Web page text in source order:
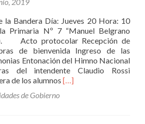
Bandera Día: Jueves 20 Hora: 10
Primaria Nº 7 “Manuel Belgrano
Acto protocolar Recepción de
de bienvenida Ingreso de las
Entonación del Himno Nacional
del intendente Claudio Rossi
de los alumnos Leer
[…]
de Gobierno